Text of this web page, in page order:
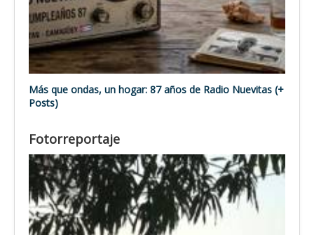
Más que ondas, un hogar: 87 años de Radio Nuevitas (+
Posts)
Fotorreportaje